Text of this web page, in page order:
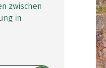
zwischen
in